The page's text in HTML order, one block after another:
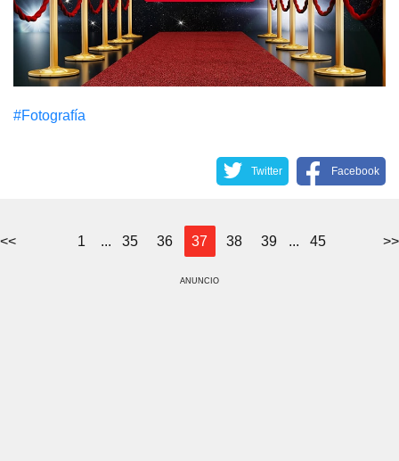
#Fotografía
Twitter Facebook
<< 1 ... 35 36 37 38 39 ... 45 >>
ANUNCIO